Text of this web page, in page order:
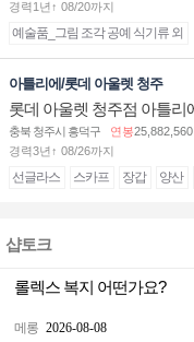
경력1년↑ 08/20까지
예술품_그림 조각 공예 식기류 외
아틀리에/롯데 아울렛 청주
롯데 아울렛 청주점 아틀리
충북 청주시 흥덕구 연봉
경력3년↑ 08/26까지
선글라스 스카프 장갑 양산
샵토크
메롱 2026-08-08
롤렉스 복지 어떤가요?